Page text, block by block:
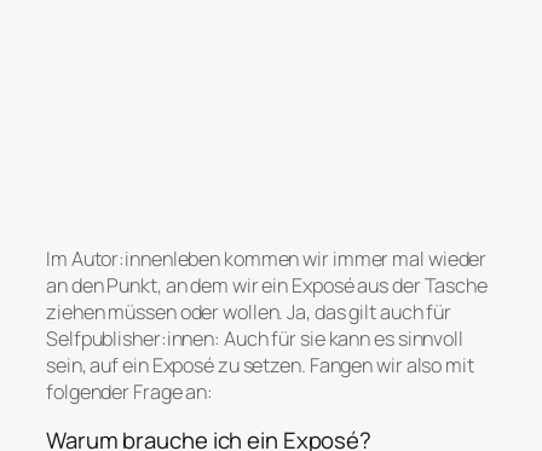
Im Autor:innenleben kommen wir immer mal wieder
an den Punkt, an dem wir ein Exposé aus der Tasche
ziehen müssen oder wollen. Ja, das gilt auch für
Selfpublisher:innen: Auch für sie kann es sinnvoll
sein, auf ein Exposé zu setzen. Fangen wir also mit
folgender Frage an:
Warum brauche ich ein Exposé?